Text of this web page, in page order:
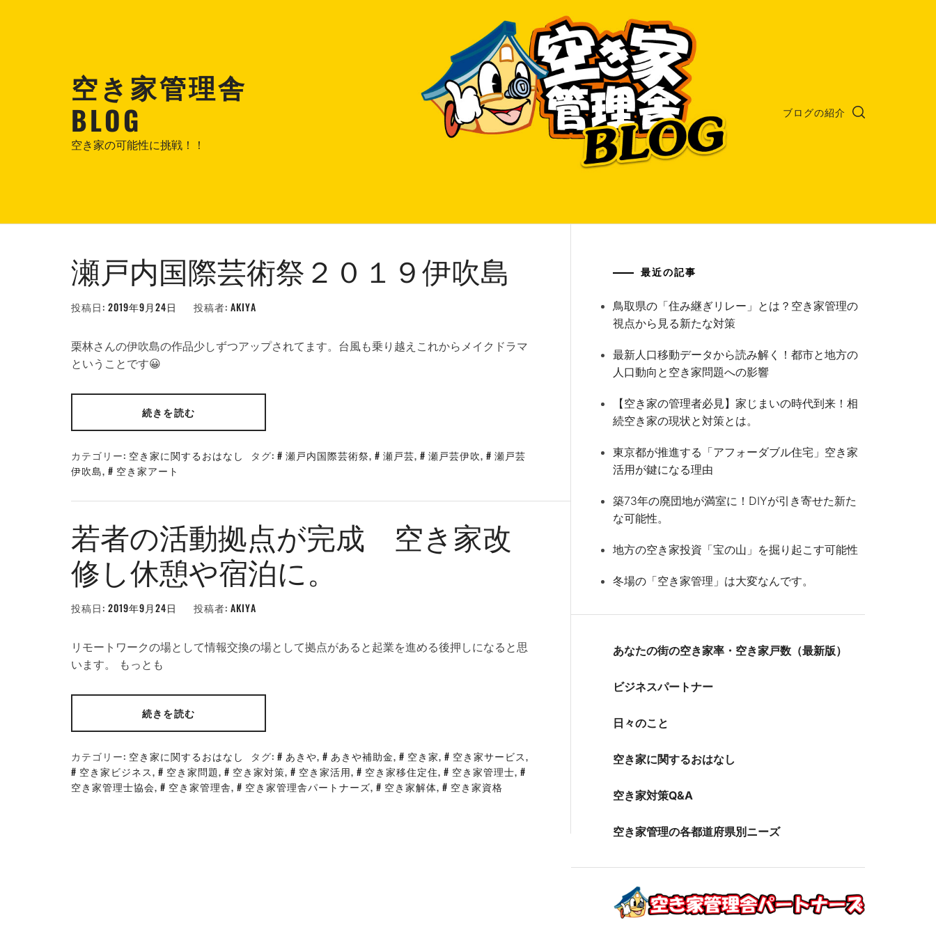
空き家管理舎
BLOG
空き家の可能性に挑戦！！
ブログの紹介
瀬戸内国際芸術祭２０１９伊吹島
投稿日: 2019年9月24日 投稿者: AKIYA
栗林さんの伊吹島の作品少しずつアップされてます。台風も乗り越えこれからメイクドラマ
ということです😀
続きを読む
カテゴリー: 空き家に関するおはなし タグ: 瀬戸内国際芸術祭, 瀬戸芸, 瀬戸芸伊吹,
瀬戸芸
伊吹島, 空き家アート
若者の活動拠点が完成 空き家改
修し休憩や宿泊に。
投稿日: 2019年9月24日 投稿者: AKIYA
リモートワークの場として情報交換の場として拠点があると起業を進める後押しになると思
います。 もっとも
続きを読む
カテゴリー: 空き家に関するおはなし タグ: あきや, あきや補助金, 空き家, 空き家サービス,
空き家ビジネス, 空き家問題, 空き家対策, 空き家活用, 空き家移住定住, 空き家管理士,
空き家管理士協会, 空き家管理舎, 空き家管理舎パートナーズ, 空き家解体, 空き家資格
最近の記事
鳥取県の「住み継ぎリレー」とは？空き家管理の
視点から見る新たな対策
最新人口移動データから読み解く！都市と地方の
人口動向と空き家問題への影響
【空き家の管理者必見】家じまいの時代到来！相
続空き家の現状と対策とは。
東京都が推進する「アフォーダブル住宅」空き家
活用が鍵になる理由
築73年の廃団地が満室に！DIYが引き寄せた新た
な可能性。
地方の空き家投資「宝の山」を掘り起こす可能性
冬場の「空き家管理」は大変なんです。
あなたの街の空き家率・空き家戸数（最新版）
ビジネスパートナー
日々のこと
空き家に関するおはなし
空き家対策Q&A
空き家管理の各都道府県別ニーズ